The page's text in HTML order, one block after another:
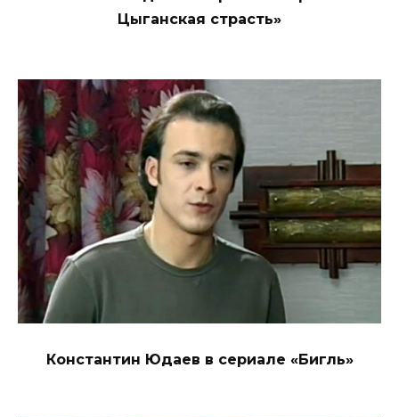
Цыганская страсть»
Константин Юдаев в сериале «Бигль»